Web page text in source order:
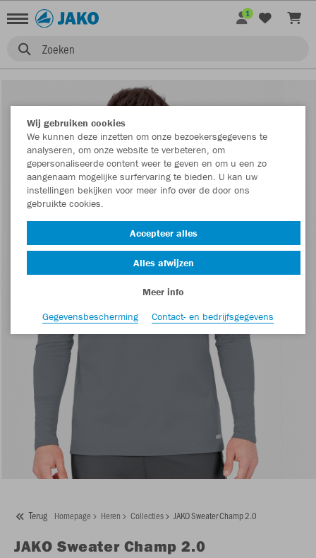
Zoeken
1
Terug Homepage Heren Collecties JAKO Sweater Champ 2.0
JAKO Sweater Champ 2.0
Wij gebruiken cookies
We kunnen deze inzetten om onze bezoekersgegevens te
analyseren, om onze website te verbeteren, om
gepersonaliseerde content weer te geven en om u een zo
aangenaam mogelijke surfervaring te bieden. U kan uw
instellingen bekijken voor meer info over de door ons
gebruikte cookies.
Accepteer alles
Alles afwijzen
Meer info
Gegevensbescherming
Contact- en bedrijfsgegevens